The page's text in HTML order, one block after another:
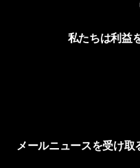
私たちは利益
メールニュースを受け取